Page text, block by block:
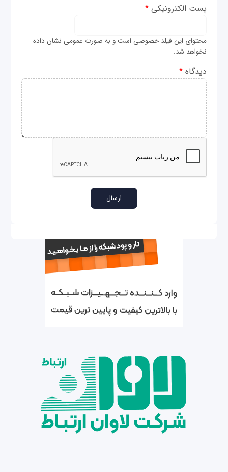
پست الکترونیکی*
محتوای این فیلد خصوصی است و به صورت عمومی نشان داده
نخواهد شد.
دیدگاه*